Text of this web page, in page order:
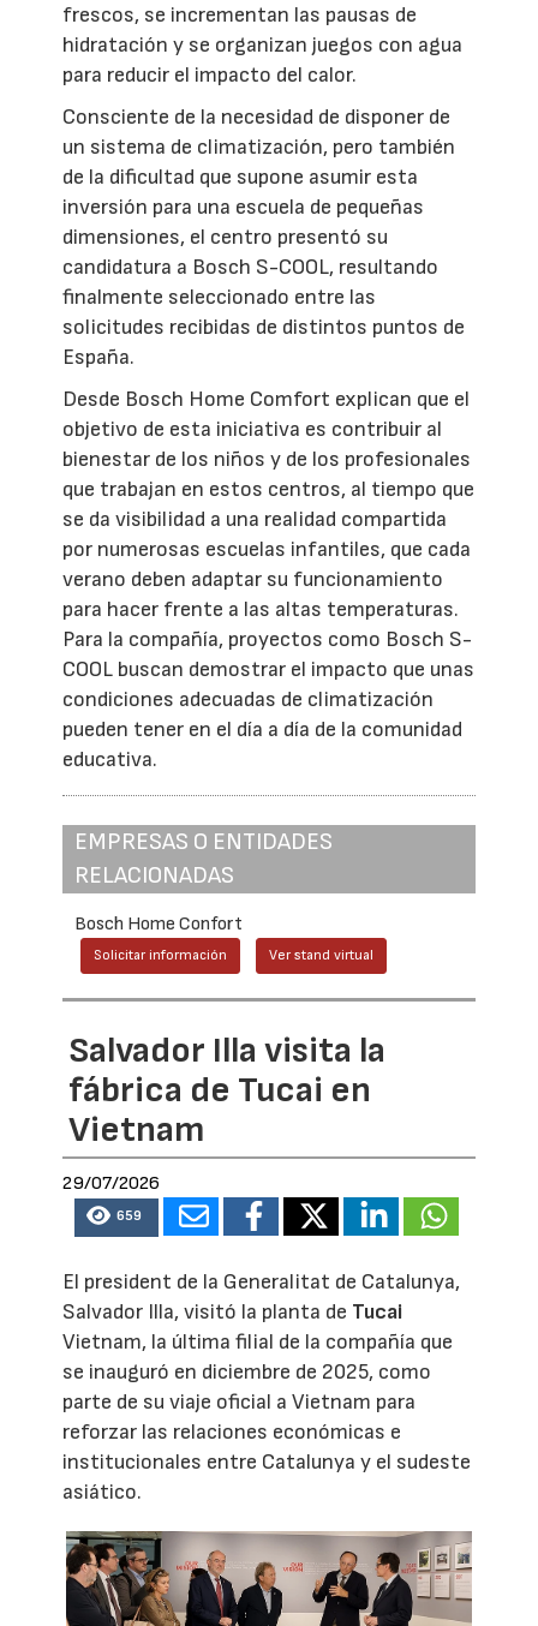
frescos, se incrementan las pausas de
hidratación y se organizan juegos con agua
para reducir el impacto del calor.
Consciente de la necesidad de disponer de
un sistema de climatización, pero también
de la dificultad que supone asumir esta
inversión para una escuela de pequeñas
dimensiones, el centro presentó su
candidatura a Bosch S-COOL, resultando
finalmente seleccionado entre las
solicitudes recibidas de distintos puntos de
España.
Desde Bosch Home Comfort explican que el
objetivo de esta iniciativa es contribuir al
bienestar de los niños y de los profesionales
que trabajan en estos centros, al tiempo que
se da visibilidad a una realidad compartida
por numerosas escuelas infantiles, que cada
verano deben adaptar su funcionamiento
para hacer frente a las altas temperaturas.
Para la compañía, proyectos como Bosch S-
COOL buscan demostrar el impacto que unas
condiciones adecuadas de climatización
pueden tener en el día a día de la comunidad
educativa.
EMPRESAS O ENTIDADES
RELACIONADAS
Bosch Home Confort
Solicitar información Ver stand virtual
Salvador Illa visita la
fábrica de Tucai en
Vietnam
29/07/2026
659
El president de la Generalitat de Catalunya,
Salvador Illa, visitó la planta de Tucai
Vietnam, la última filial de la compañía que
se inauguró en diciembre de 2025, como
parte de su viaje oficial a Vietnam para
reforzar las relaciones económicas e
institucionales entre Catalunya y el sudeste
asiático.